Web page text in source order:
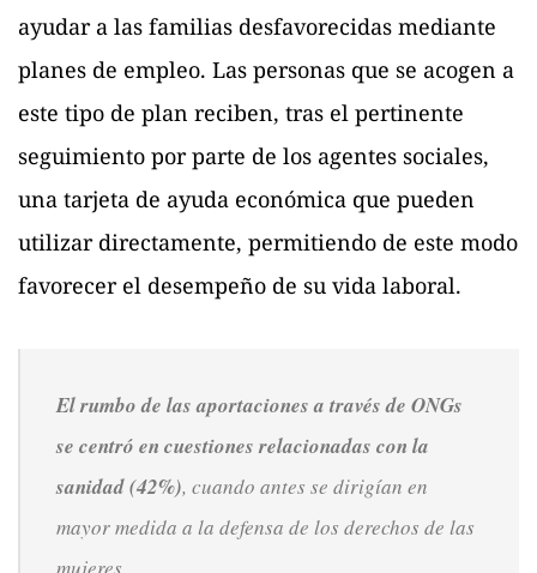
ayudar a las familias desfavorecidas mediante
planes de empleo. Las personas que se acogen a
este tipo de plan reciben, tras el pertinente
seguimiento por parte de los agentes sociales,
una tarjeta de ayuda económica que pueden
utilizar directamente, permitiendo de este modo
favorecer el desempeño de su vida laboral.
El rumbo de las aportaciones a través de ONGs
se centró en cuestiones relacionadas con la
sanidad (42%), cuando antes se dirigían en
mayor medida a la defensa de los derechos de las
mujeres